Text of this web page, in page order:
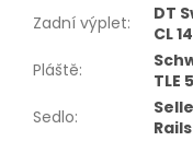
Zadní výplet:
DT
CL
Pláště:
TLE
Sedlo:
Rails